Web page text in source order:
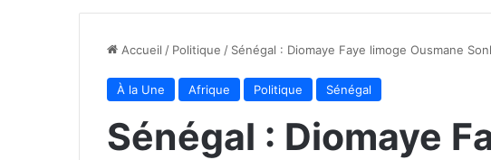
Accueil / Politique / Sénégal : Diomaye Faye limoge Ousmane
À la Une Afrique Politique Sénégal
Sénégal : Diomaye